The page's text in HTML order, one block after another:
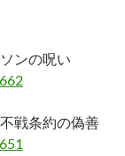
ンの呪い
戦条約の偽善